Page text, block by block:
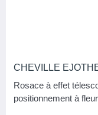
CHEVILLE
Rosace à effet
positionnement à